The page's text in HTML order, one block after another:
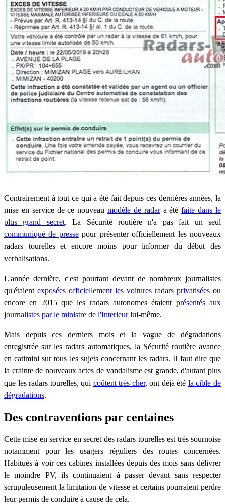
Contrairement à tout ce qui a été fait depuis ces dernières années, la
mise en service de ce nouveaumodèle de radara étéfaite dans le
plus grand secret. La Sécurité routière n'a pas fait un seul
communiqué de pressepour présenter officiellement les nouveaux
radars tourelles et encore moins pour informer du début des
verbalisations.
L'année dernière, c'est pourtant devant de nombreux journalistes
qu'étaient exposées officiellement les voitures radars privatisées ou
encore en 2015 que les radars autonomes étaient présentés aux
journalistes par le ministre de l'Interieurlui-même.
Mais depuis ces derniers mois et la vague de dégradations
enregistrée sur les radars automatiques, la Sécurité routière avance
en catimini sur tous les sujets concernant les radars. Il faut dire que
la crainte de nouveaux actes de vandalisme est grande, d'autant plus
que les radars tourelles, qui coûtent très cher, ont déjà été la cible de
dégradations.
Des contraventions par centaines
Cette mise en service en secret des radars tourelles est très sournoise
notamment pour les usagers réguliers des routes concernées.
Habitués à voir ces cabines installées depuis des mois sans délivrer
le moindre PV, ils continuaient à passer devant sans respecter
scrupuleusement la limitation de vitesse et certains pourraient perdre
leur permis de conduire à cause de cela.